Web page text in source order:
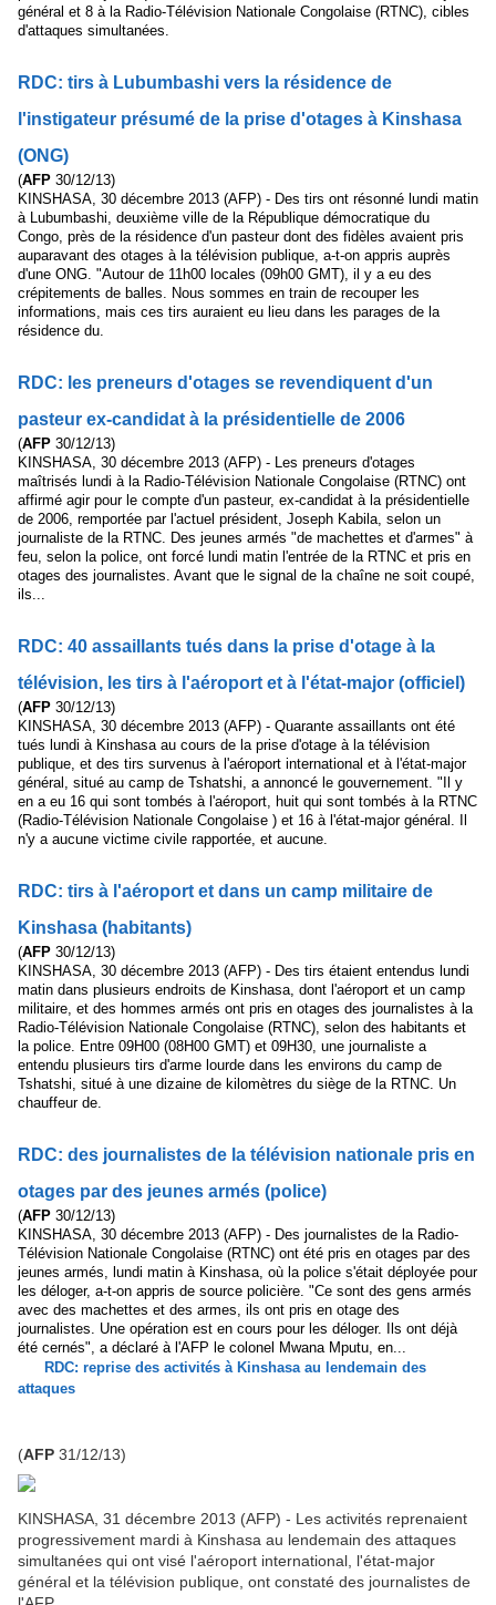
général et 8 à la Radio-Télévision Nationale Congolaise (RTNC), cibles
d'attaques simultanées.
RDC: tirs à Lubumbashi vers la résidence de
l'instigateur présumé de la prise d'otages à Kinshasa
(ONG)
(AFP 30/12/13)
KINSHASA, 30 décembre 2013 (AFP) - Des tirs ont résonné lundi matin
à Lubumbashi, deuxième ville de la République démocratique du
Congo, près de la résidence d'un pasteur dont des fidèles avaient pris
auparavant des otages à la télévision publique, a-t-on appris auprès
d'une ONG. "Autour de 11h00 locales (09h00 GMT), il y a eu des
crépitements de balles. Nous sommes en train de recouper les
informations, mais ces tirs auraient eu lieu dans les parages de la
résidence du.
RDC: les preneurs d'otages se revendiquent d'un
pasteur ex-candidat à la présidentielle de 2006
(AFP 30/12/13)
KINSHASA, 30 décembre 2013 (AFP) - Les preneurs d'otages
maîtrisés lundi à la Radio-Télévision Nationale Congolaise (RTNC) ont
affirmé agir pour le compte d'un pasteur, ex-candidat à la présidentielle
de 2006, remportée par l'actuel président, Joseph Kabila, selon un
journaliste de la RTNC. Des jeunes armés "de machettes et d'armes" à
feu, selon la police, ont forcé lundi matin l'entrée de la RTNC et pris en
otages des journalistes. Avant que le signal de la chaîne ne soit coupé,
ils...
RDC: 40 assaillants tués dans la prise d'otage à la
télévision, les tirs à l'aéroport et à l'état-major (officiel)
(AFP 30/12/13)
KINSHASA, 30 décembre 2013 (AFP) - Quarante assaillants ont été
tués lundi à Kinshasa au cours de la prise d'otage à la télévision
publique, et des tirs survenus à l'aéroport international et à l'état-major
général, situé au camp de Tshatshi, a annoncé le gouvernement. "Il y
en a eu 16 qui sont tombés à l'aéroport, huit qui sont tombés à la RTNC
(Radio-Télévision Nationale Congolaise ) et 16 à l'état-major général. Il
n'y a aucune victime civile rapportée, et aucune.
RDC: tirs à l'aéroport et dans un camp militaire de
Kinshasa (habitants)
(AFP 30/12/13)
KINSHASA, 30 décembre 2013 (AFP) - Des tirs étaient entendus lundi
matin dans plusieurs endroits de Kinshasa, dont l'aéroport et un camp
militaire, et des hommes armés ont pris en otages des journalistes à la
Radio-Télévision Nationale Congolaise (RTNC), selon des habitants et
la police. Entre 09H00 (08H00 GMT) et 09H30, une journaliste a
entendu plusieurs tirs d'arme lourde dans les environs du camp de
Tshatshi, situé à une dizaine de kilomètres du siège de la RTNC. Un
chauffeur de.
RDC: des journalistes de la télévision nationale pris en
otages par des jeunes armés (police)
(AFP 30/12/13)
KINSHASA, 30 décembre 2013 (AFP) - Des journalistes de la Radio-
Télévision Nationale Congolaise (RTNC) ont été pris en otages par des
jeunes armés, lundi matin à Kinshasa, où la police s'était déployée pour
les déloger, a-t-on appris de source policière. "Ce sont des gens armés
avec des machettes et des armes, ils ont pris en otage des
journalistes. Une opération est en cours pour les déloger. Ils ont déjà
été cernés", a déclaré à l'AFP le colonel Mwana Mputu, en...
RDC: reprise des activités à Kinshasa au lendemain des
attaques
(AFP 31/12/13)
KINSHASA, 31 décembre 2013 (AFP) - Les activités reprenaient
progressivement mardi à Kinshasa au lendemain des attaques
simultanées qui ont visé l'aéroport international, l'état-major
général et la télévision publique, ont constaté des journalistes de